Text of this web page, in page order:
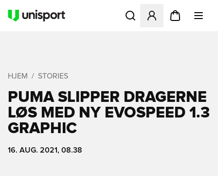
Åbner en Modal til at
HJEM STORIES
PUMA SLIPPER DRAGERNE
LØS MED NY EVOSPEED 1.3
GRAPHIC
16. AUG. 2021, 08.38